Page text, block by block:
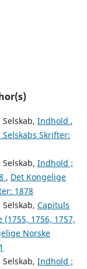
Indhold ,
Skrifter:
Indhold ;
, Det Kongelige
1878
Capituls
1756, 1757,
Norske
Indhold ;